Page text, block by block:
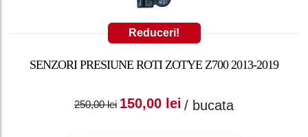
Reduceri!
SENZORI PRESIUNE ROTI ZOTYE Z700 2013-2019
250,00lei
Prețul inițial a fost:
150,00 lei
Prețul curent
/ bucata